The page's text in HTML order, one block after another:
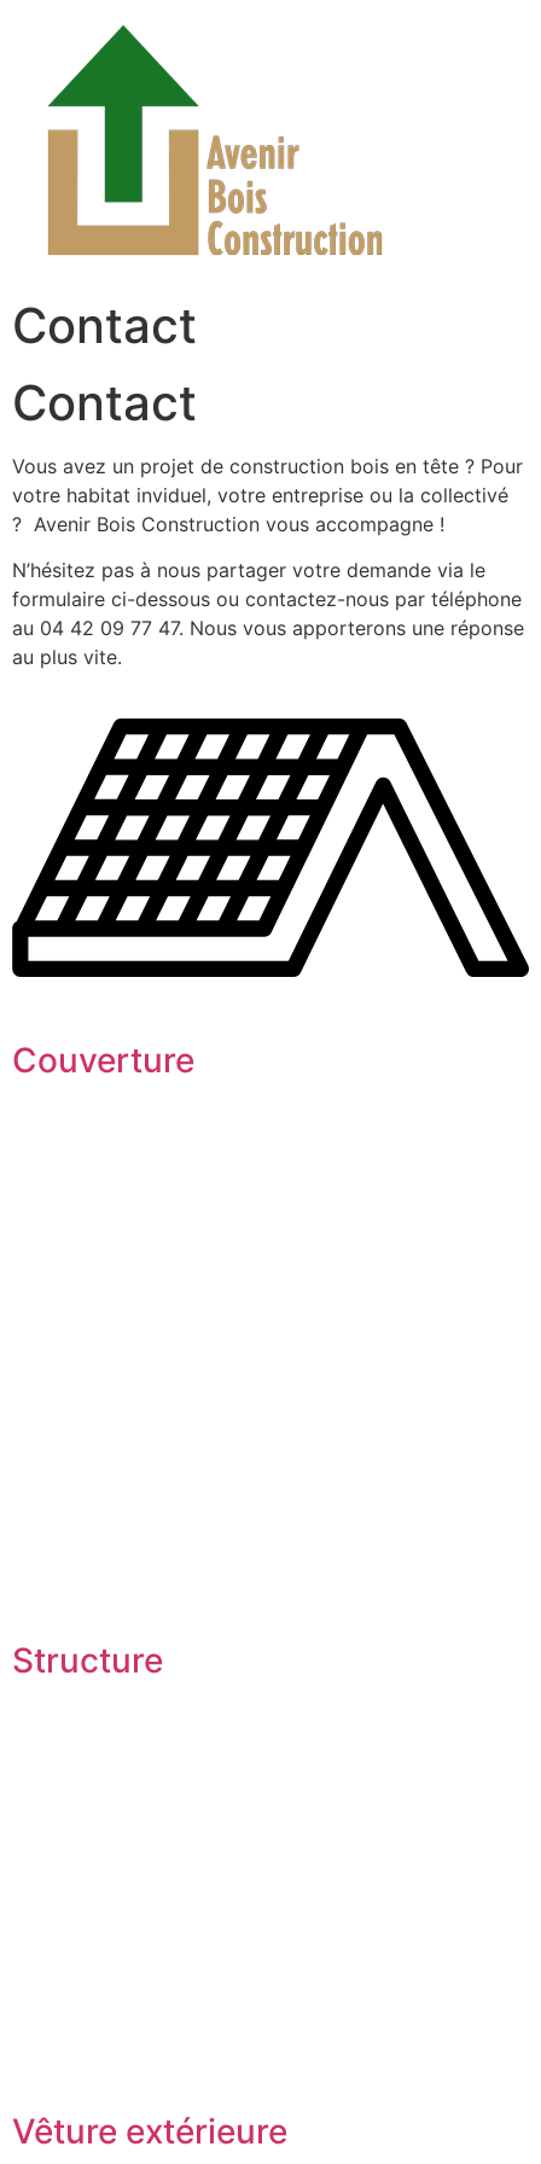
Contact
Contact
Vous avez un projet de construction bois en tête ? Pour
votre habitat inviduel, votre entreprise ou la collectivé
? Avenir Bois Construction vous accompagne !
N’hésitez pas à nous partager votre demande via le
formulaire ci-dessous ou contactez-nous par téléphone
au 04 42 09 77 47. Nous vous apporterons une réponse
au plus vite.
Couverture
Structure
Vêture extérieure